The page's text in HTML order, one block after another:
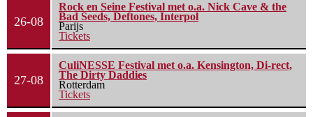
26-08
Rock en Seine Festival met o.a. Nick Cave & the
Bad Seeds, Deftones, Interpol
Parijs
Tickets
27-08
CuliNESSE Festival met o.a. Kensington, Di-rect,
The Dirty Daddies
Rotterdam
Tickets